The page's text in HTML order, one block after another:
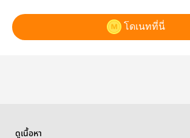
โดเนทที่นี่
ดูเนื้อหา